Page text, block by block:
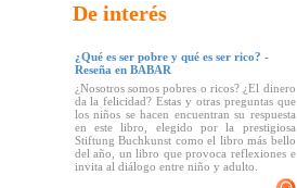
De interés
¿Qué es ser pobre y qué es ser rico? -
Reseña en BABAR
¿Nosotros somos pobres o ricos? ¿El dinero
da la felicidad? Estas y otras preguntas que
los niños se hacen encuentran su respuesta
en este libro, elegido por la prestigiosa
Stiftung Buchkunst como el libro más bello
del año, un libro que provoca reflexiones e
invita al diálogo entre niño y adulto.